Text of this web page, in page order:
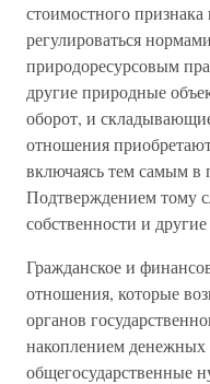
стоимостного
регулироваться
природоресурсовым
другие природные
оборот, и
отношения
включаясь тем самым в
Подтверждением тому
собственности и
Гражданское и
отношения, которые
органов
накоплением денежных
общегосударственные